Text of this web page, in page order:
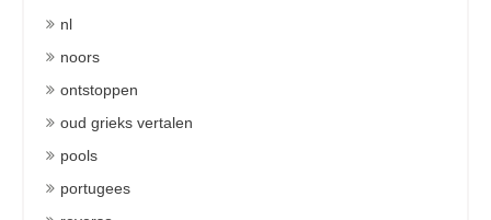
nl
noors
ontstoppen
oud grieks vertalen
pools
portugees